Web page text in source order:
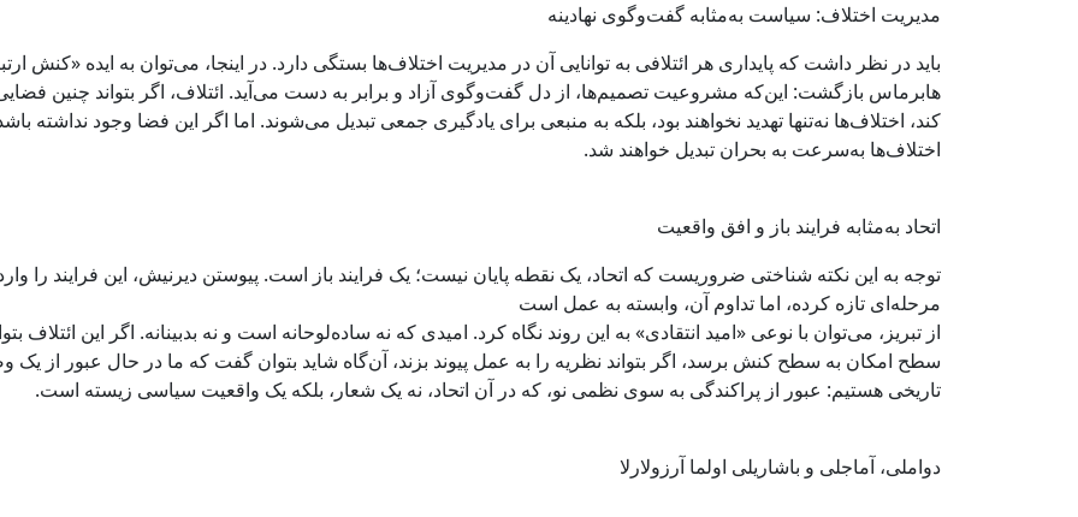
مدیریت اختلاف: سیاست به‌مثابه گفت‌وگوی نهادینه
باید در نظر داشت که پایداری هر ائتلافی به توانایی آن در مدیریت اختلاف‌ها بستگی دارد. در اینجا، می‌توان به ایده «کنش
هابرماس بازگشت: این‌که مشروعیت تصمیم‌ها، از دل گفت‌وگوی آزاد و برابر به دست می‌آید. ائتلاف، اگر بتواند چنین فضایی
کند، اختلاف‌ها نه‌تنها تهدید نخواهند بود، بلکه به منبعی برای یادگیری جمعی تبدیل می‌شوند. اما اگر این فضا وجود نداشته
اختلاف‌ها به‌سرعت به بحران تبدیل خواهند شد.
اتحاد به‌مثابه فرایند باز و افق واقعیت
توجه به این نکته شناختی ضروریست که اتحاد، یک نقطه پایان نیست؛ یک فرایند باز است. پیوستن دیرنیش، این فرایند را
مرحله‌ای تازه کرده، اما تداوم آن، وابسته به عمل است
از تبریز، می‌توان با نوعی «امید انتقادی» به این روند نگاه کرد. امیدی که نه ساده‌لوحانه است و نه بدبینانه. اگر این ائتلاف
سطح امکان به سطح کنش برسد، اگر بتواند نظریه را به عمل پیوند بزند، آن‌گاه شاید بتوان گفت که ما در حال عبور از یک
تاریخی هستیم: عبور از پراکندگی به سوی نظمی نو، که در آن اتحاد، نه یک شعار، بلکه یک واقعیت سیاسی زیسته است.
دواملی، آماجلی و باشاریلی اولما آرزولارلا